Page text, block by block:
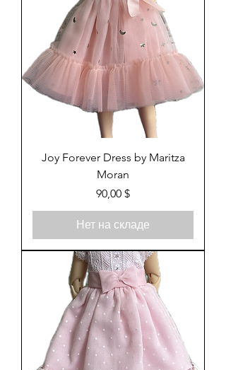
Joy Forever Dress by Maritza
Moran
Цена
90,00 $
Нет на складе